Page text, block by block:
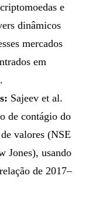
e
dinâmicos
mercados
em
Sajeev et al.
de contágio do
valores (NSE
Jones), usando
de 2017–